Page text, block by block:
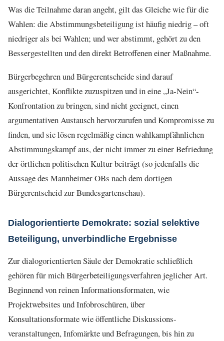
Was die Teilnahme daran angeht, gilt das Gleiche wie für die
Wahlen: die Abstimmungsbeteiligung ist häufig niedrig – oft
niedriger als bei Wahlen; und wer abstimmt, gehört zu den
Bessergestellten und den direkt Betroffenen einer Maßnahme.
Bürgerbegehren und Bürgerentscheide sind darauf
ausgerichtet, Konflikte zuzuspitzen und in eine „Ja-Nein“-
Konfrontation zu bringen, sind nicht geeignet, einen
argumentativen Austausch hervorzurufen und Kompromisse zu
finden, und sie lösen regelmäßig einen wahlkampfähnlichen
Abstimmungskampf aus, der nicht immer zu einer Befriedung
der örtlichen politischen Kultur beiträgt (so jedenfalls die
Aussage des Mannheimer OBs nach dem dortigen
Bürgerentscheid zur Bundesgartenschau).
Dialogorientierte Demokrate: sozial selektive
Beteiligung, unverbindliche Ergebnisse
Zur dialogorientierten Säule der Demokratie schließlich
gehören für mich Bürgerbeteiligungsverfahren jeglicher Art.
Beginnend von reinen Informationsformaten, wie
Projektwebsites und Infobroschüren, über
Konsultationsformate wie öffentliche Diskussions-
veranstaltungen, Infomärkte und Befragungen, bis hin zu